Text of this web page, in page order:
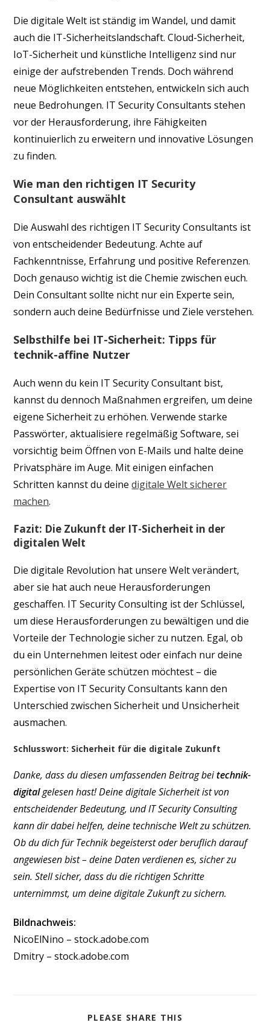
Die digitale Welt ist ständig im Wandel, und damit
auch die IT-Sicherheitslandschaft. Cloud-Sicherheit,
IoT-Sicherheit und künstliche Intelligenz sind nur
einige der aufstrebenden Trends. Doch während
neue Möglichkeiten entstehen, entwickeln sich auch
neue Bedrohungen. IT Security Consultants stehen
vor der Herausforderung, ihre Fähigkeiten
kontinuierlich zu erweitern und innovative Lösungen
zu finden.
Wie man den richtigen IT Security
Consultant auswählt
Die Auswahl des richtigen IT Security Consultants ist
von entscheidender Bedeutung. Achte auf
Fachkenntnisse, Erfahrung und positive Referenzen.
Doch genauso wichtig ist die Chemie zwischen euch.
Dein Consultant sollte nicht nur ein Experte sein,
sondern auch deine Bedürfnisse und Ziele verstehen.
Selbsthilfe bei IT-Sicherheit: Tipps für
technik-affine Nutzer
Auch wenn du kein IT Security Consultant bist,
kannst du dennoch Maßnahmen ergreifen, um deine
eigene Sicherheit zu erhöhen. Verwende starke
Passwörter, aktualisiere regelmäßig Software, sei
vorsichtig beim Öffnen von E-Mails und halte deine
Privatsphäre im Auge. Mit einigen einfachen
Schritten kannst du deinedigitale Welt sicherer
machen.
Fazit: Die Zukunft der IT-Sicherheit in der
digitalen Welt
Die digitale Revolution hat unsere Welt verändert,
aber sie hat auch neue Herausforderungen
geschaffen. IT Security Consulting ist der Schlüssel,
um diese Herausforderungen zu bewältigen und die
Vorteile der Technologie sicher zu nutzen. Egal, ob
du ein Unternehmen leitest oder einfach nur deine
persönlichen Geräte schützen möchtest – die
Expertise von IT Security Consultants kann den
Unterschied zwischen Sicherheit und Unsicherheit
ausmachen.
Schlusswort: Sicherheit für die digitale Zukunft
Danke, dass du diesen umfassenden Beitrag beitechnik-
digitalgelesen hast! Deine digitale Sicherheit ist von
entscheidender Bedeutung, und IT Security Consulting
kann dir dabei helfen, deine technische Welt zu schützen.
Ob du dich für Technik begeisterst oder beruflich darauf
angewiesen bist – deine Daten verdienen es, sicher zu
sein. Stell sicher, dass du die richtigen Schritte
unternimmst, um deine digitale Zukunft zu sichern.
Bildnachweis:
NicoElNino – stock.adobe.com
Dmitry – stock.adobe.com
PLEASE SHARE THIS